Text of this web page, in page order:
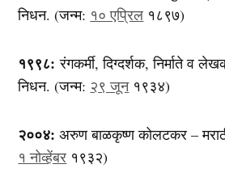
निधन. (जन्म: १० एप्रिल १८९७)
१९९८: रंगकर्मी, दिग्दर्शक, निर्माते व
निधन. (जन्म: २९ जून१९३४)
२००४: अरुण बाळकृष्ण कोलटकर –
१ नोव्हेंबर १९३२)